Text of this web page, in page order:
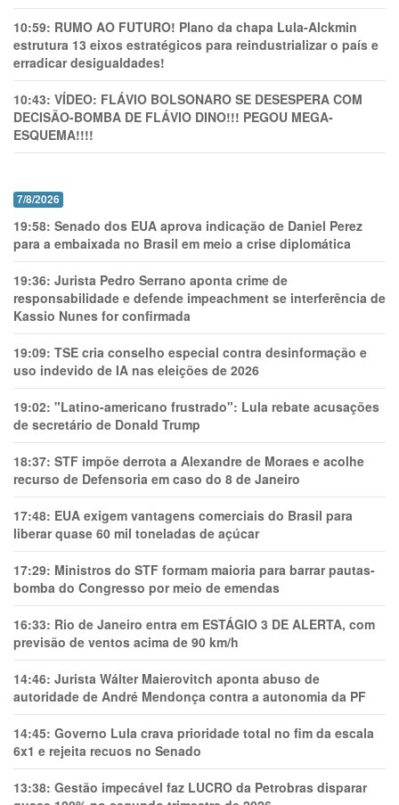
10:59: RUMO AO FUTURO! Plano da chapa Lula-Alckmin
estrutura 13 eixos estratégicos para reindustrializar o país e
erradicar desigualdades!
10:43: VÍDEO: FLÁVIO BOLSONARO SE DESESPERA COM
DECISÃO-BOMBA DE FLÁVIO DINO!!! PEGOU MEGA-
ESQUEMA!!!!
7/8/2026
19:58: Senado dos EUA aprova indicação de Daniel Perez
para a embaixada no Brasil em meio a crise diplomática
19:36: Jurista Pedro Serrano aponta crime de
responsabilidade e defende impeachment se interferência de
Kassio Nunes for confirmada
19:09: TSE cria conselho especial contra desinformação e
uso indevido de IA nas eleições de 2026
19:02: "Latino-americano frustrado": Lula rebate acusações
de secretário de Donald Trump
18:37: STF impõe derrota a Alexandre de Moraes e acolhe
recurso de Defensoria em caso do 8 de Janeiro
17:48: EUA exigem vantagens comerciais do Brasil para
liberar quase 60 mil toneladas de açúcar
17:29: Ministros do STF formam maioria para barrar pautas-
bomba do Congresso por meio de emendas
16:33: Rio de Janeiro entra em ESTÁGIO 3 DE ALERTA, com
previsão de ventos acima de 90 km/h
14:46: Jurista Wálter Maierovitch aponta abuso de
autoridade de André Mendonça contra a autonomia da PF
14:45: Governo Lula crava prioridade total no fim da escala
6x1 e rejeita recuos no Senado
13:38: Gestão impecável faz LUCRO da Petrobras disparar